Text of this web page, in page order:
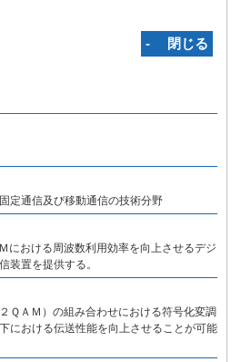
‐ 閉じる
定通信及び移動通信の技術分野
における周波数利用効率を向上させるデジ
装置を提供する。
ＱＡＭ）の組み合わせにおける符号化変調
における伝送性能を向上させることが可能